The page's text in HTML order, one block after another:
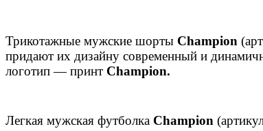
Трикотажные мужские шорты Champion
придают их дизайну современный и
логотип — принт Champion.
Легкая мужская футболка Champion